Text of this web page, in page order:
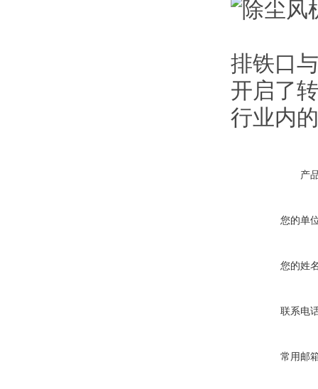
排铁口
开启了
行业内
产
您的单
您的姓
联系电
常用邮